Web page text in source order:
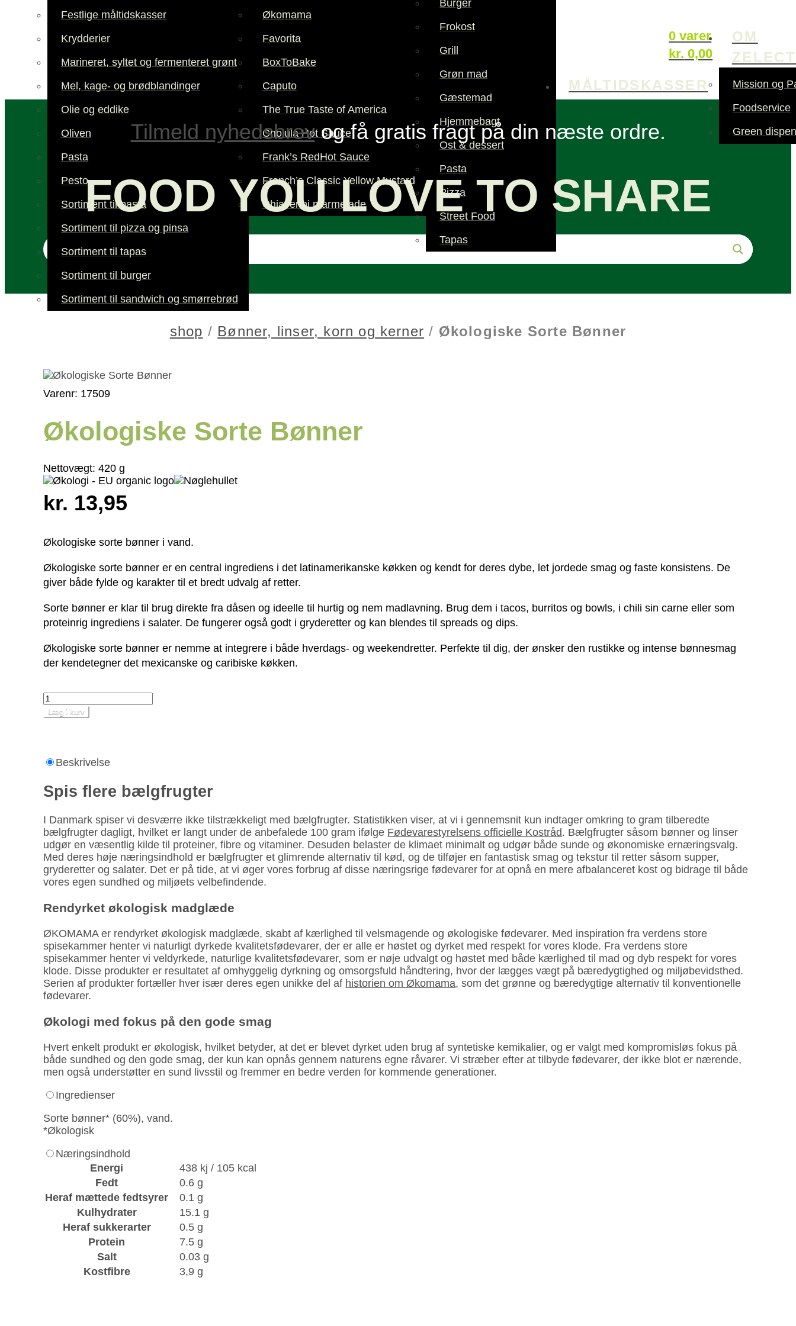
0 varer
kr. 0,00
Festlige måltidskasser
Krydderier
Marineret, syltet og fermenteret grønt
Mel, kage- og brødblandinger
Olie og eddike
Oliven
Pasta
Pesto
Sortiment til pasta
Sortiment til pizza og pinsa
Sortiment til tapas
Sortiment til burger
Sortiment til sandwich og smørrebrød
Økomama
Favorita
BoxToBake
Caputo
The True Taste of America
Cholula Hot Sauce
Frank’s RedHot Sauce
French’s Classic Yellow Mustard
Chiaverini marmelade
Burger
Frokost
Grill
Grøn mad
Gæstemad
Hjemmebagt
Ost & dessert
Pasta
Pizza
Street Food
Tapas
MÅLTIDSKASSER
OM
Mission og
Foodservice
Green
Tilmeld nyhedsbrevog få gratis fragt på din næste ordre.
FOOD YOU LOVE TO SHARE
shop / Bønner, linser, korn og kerner / Økologiske Sorte Bønner
Varenr: 17509
Økologiske Sorte Bønner
Nettovægt:420 g
kr. 13,95
Økologiske sorte bønner i vand.
Økologiske sorte bønner er en central ingrediens i det latinamerikanske køkken og kendt for deres dybe, let jordede smag og faste konsistens. De
giver både fylde og karakter til et bredt udvalg af retter.
Sorte bønner er klar til brug direkte fra dåsen og ideelle til hurtig og nem madlavning. Brug dem i tacos, burritos og bowls, i chili sin carne eller som
proteinrig ingrediens i salater. De fungerer også godt i gryderetter og kan blendes til spreads og dips.
Økologiske sorte bønner er nemme at integrere i både hverdags- og weekendretter. Perfekte til dig, der ønsker den rustikke og intense bønnesmag
der kendetegner det mexicanske og caribiske køkken.
Læg i kurv
Beskrivelse
Spis flere bælgfrugter
I Danmark spiser vi desværre ikke tilstrækkeligt med bælgfrugter. Statistikken viser, at vi i gennemsnit kun indtager omkring to gram tilberedte
bælgfrugter dagligt, hvilket er langt under de anbefalede 100 gram ifølge Fødevare­styrelsens officielle Kostråd. Bælgfrugter såsom bønner og linser
udgør en væsentlig kilde til proteiner, fibre og vitaminer. Desuden belaster de klimaet minimalt og udgør både sunde og økonomiske ernæringsvalg.
Med deres høje næringsindhold er bælgfrugter et glimrende alternativ til kød, og de tilføjer en fantastisk smag og tekstur til retter såsom supper,
gryderetter og salater. Det er på tide, at vi øger vores forbrug af disse næringsrige fødevarer for at opnå en mere afbalanceret kost og bidrage til både
vores egen sundhed og miljøets velbefindende.
Rendyrket økologisk madglæde
ØKOMAMA er rendyrket økologisk madglæde, skabt af kærlighed til velsmagende og økologiske fødevarer. Med inspiration fra verdens store
spisekammer henter vi naturligt dyrkede kvalitetsfødevarer, der er alle er høstet og dyrket med respekt for vores klode. Fra verdens store
spisekammer henter vi veldyrkede, naturlige kvalitetsfødevarer, som er nøje udvalgt og høstet med både kærlighed til mad og dyb respekt for vores
klode. Disse produkter er resultatet af omhyggelig dyrkning og omsorgsfuld håndtering, hvor der lægges vægt på bæredygtighed og miljøbevidsthed.
Serien af produkter fortæller hver især deres egen unikke del af historien om Økomama, som det grønne og bæredygtige alternativ til konventionelle
fødevarer.
Økologi med fokus på den gode smag
Hvert enkelt produkt er økologisk, hvilket betyder, at det er blevet dyrket uden brug af syntetiske kemikalier, og er valgt med kompromisløs fokus på
både sundhed og den gode smag, der kun kan opnås gennem naturens egne råvarer. Vi stræber efter at tilbyde fødevarer, der ikke blot er nærende,
men også understøtter en sund livsstil og fremmer en bedre verden for kommende generationer.
Ingredienser
Sorte bønner* (60%), vand.
*Økologisk
Næringsindhold
Energi
438 kj / 105 kcal
Fedt
0.6 g
Heraf mættede fedtsyrer
0.1 g
Kulhydrater
15.1 g
Heraf sukkerarter
0.5 g
Protein
7.5 g
Salt
0.03 g
Kostfibre
3,9 g